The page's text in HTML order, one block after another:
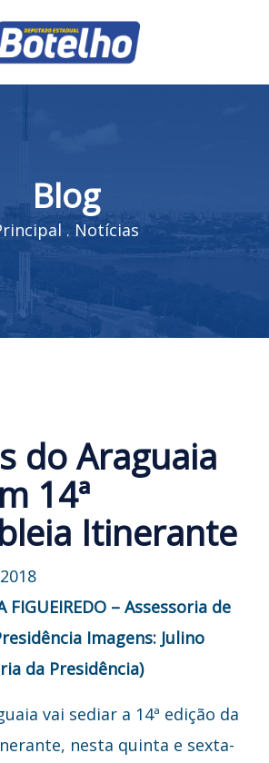
Blog
. Notícias
do Araguaia
14ª
Itinerante
FIGUEIREDO – Assessoria de
Imagens: Julino
da Presidência)
vai sediar a 14ª edição da
nesta quinta e sexta-